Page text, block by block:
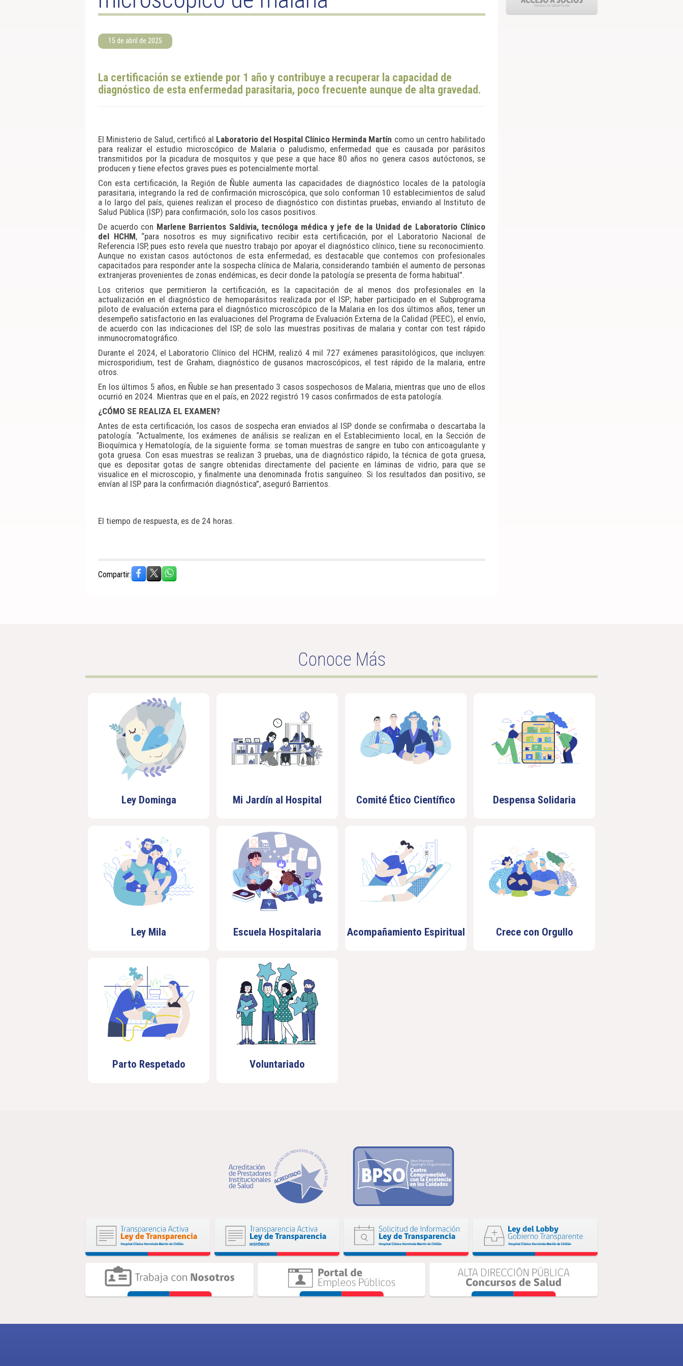
15 de abril de 2025
La certificación se extiende por 1 año y contribuye a recuperar la capacidad de
diagnóstico de esta enfermedad parasitaria, poco frecuente aunque de alta gravedad.
El Ministerio de Salud, certificó al Laboratorio del Hospital Clínico Herminda Martín como un centro habilitado
para realizar el estudio microscópico de Malaria o paludismo, enfermedad que es causada por parásitos
transmitidos por la picadura de mosquitos y que pese a que hace 80 años no genera casos autóctonos, se
producen y tiene efectos graves pues es potencialmente mortal.
Con esta certificación, la Región de Ñuble aumenta las capacidades de diagnóstico locales de la patología
parasitaria, integrando la red de confirmación microscópica, que solo conforman 10 establecimientos de salud
a lo largo del país, quienes realizan el proceso de diagnóstico con distintas pruebas, enviando al Instituto de
Salud Pública (ISP) para confirmación, solo los casos positivos.
De acuerdo con Marlene Barrientos Saldivia, tecnóloga médica y jefe de la Unidad de Laboratorio Clínico
del HCHM, “para nosotros es muy significativo recibir esta certificación, por el Laboratorio Nacional de
Referencia ISP, pues esto revela que nuestro trabajo por apoyar el diagnóstico clínico, tiene su reconocimiento.
Aunque no existan casos autóctonos de esta enfermedad, es destacable que contemos con profesionales
capacitados para responder ante la sospecha clínica de Malaria, considerando también el aumento de personas
extranjeras provenientes de zonas endémicas, es decir donde la patología se presenta de forma habitual”.
Los criterios que permitieron la certificación, es la capacitación de al menos dos profesionales en la
actualización en el diagnóstico de hemoparásitos realizada por el ISP; haber participado en el Subprograma
piloto de evaluación externa para el diagnóstico microscópico de la Malaria en los dos últimos años, tener un
desempeño satisfactorio en las evaluaciones del Programa de Evaluación Externa de la Calidad (PEEC), el envío,
de acuerdo con las indicaciones del ISP, de solo las muestras positivas de malaria y contar con test rápido
inmunocromatográfico.
Durante el 2024, el Laboratorio Clínico del HCHM, realizó 4 mil 727 exámenes parasitológicos, que incluyen:
microsporidium, test de Graham, diagnóstico de gusanos macroscópicos, el test rápido de la malaria, entre
otros.
En los últimos 5 años, en Ñuble se han presentado 3 casos sospechosos de Malaria, mientras que uno de ellos
ocurrió en 2024. Mientras que en el país, en 2022 registró 19 casos confirmados de esta patología.
¿CÓMO SE REALIZA EL EXAMEN?
Antes de esta certificación, los casos de sospecha eran enviados al ISP donde se confirmaba o descartaba la
patología. “Actualmente, los exámenes de análisis se realizan en el Establecimiento local, en la Sección de
Bioquímica y Hematología, de la siguiente forma: se toman muestras de sangre en tubo con anticoagulante y
gota gruesa. Con esas muestras se realizan 3 pruebas, una de diagnóstico rápido, la técnica de gota gruesa,
que es depositar gotas de sangre obtenidas directamente del paciente en láminas de vidrio, para que se
visualice en el microscopio, y finalmente una denominada frotis sanguíneo. Si los resultados dan positivo, se
envían al ISP para la confirmación diagnóstica”, aseguró Barrientos.
El tiempo de respuesta, es de 24 horas.
Compartir:
Conoce Más
Ley Dominga Mi Jardín al Hospital Comité Ético Científico Despensa Solidaria
Ley Mila Escuela Hospitalaria Acompañamiento Espiritual Crece con Orgullo
Parto Respetado Voluntariado